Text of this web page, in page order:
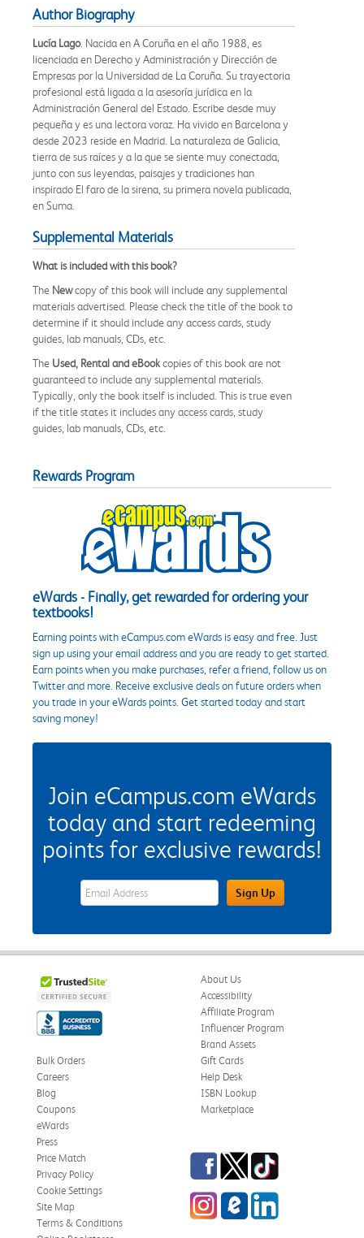
Author Biography
Lucía Lago. Nacida en A Coruña en el año 1988, es
licenciada en Derecho y Administración y Dirección de
Empresas por la Universidad de La Coruña. Su trayectoria
profesional está ligada a la asesoría jurídica en la
Administración General del Estado. Escribe desde muy
pequeña y es una lectora voraz. Ha vivido en Barcelona y
desde 2023 reside en Madrid. La naturaleza de Galicia,
tierra de sus raíces y a la que se siente muy conectada,
junto con sus leyendas, paisajes y tradiciones han
inspirado El faro de la sirena, su primera novela publicada,
en Suma.
Supplemental Materials
What is included with this book?
The Newcopy of this book will include any supplemental
materials advertised. Please check the title of the book to
determine if it should include any access cards, study
guides, lab manuals, CDs, etc.
The Used, Rental and eBookcopies of this book are not
guaranteed to include any supplemental materials.
Typically, only the book itself is included. This is true even
if the title states it includes any access cards, study
guides, lab manuals, CDs, etc.
Rewards Program
eWards - Finally, get rewarded for ordering your
textbooks!
Earning points with eCampus.com eWards is easy and free. Just
sign up using your email address and you are ready to get started.
Earn points when you make purchases, refer a friend, follow us on
Twitter and more. Receive exclusive deals on future orders when
you trade in your eWards points. Get started today and start
saving money!
Join eCampus.com eWards
today and start redeeming
points for exclusive rewards!
eWards Sign Up Email Address FieldSign Up
About Us
Accessibility
Affiliate Program
Influencer Program
Brand Assets
Bulk Orders
Careers
Blog
Coupons
eWards
Gift Cards
Help Desk
ISBN Lookup
Marketplace
Press
Price Match
Privacy Policy
Cookie Settings
Site Map
Terms & Conditions
Facebook
TwitterTikTok
InstagrameCampus Blog
LinkedIn